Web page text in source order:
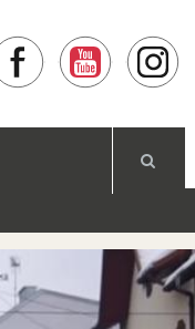
Facebook YouTube